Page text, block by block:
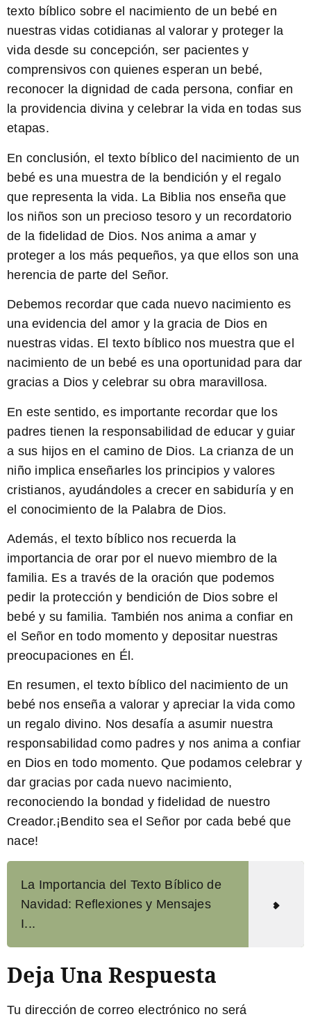
texto bíblico sobre el nacimiento de un bebé en
nuestras vidas cotidianas al valorar y proteger la
vida desde su concepción, ser pacientes y
comprensivos con quienes esperan un bebé,
reconocer la dignidad de cada persona, confiar en
la providencia divina y celebrar la vida en todas sus
etapas.
En conclusión, el texto bíblico del nacimiento de un
bebé es una muestra de la bendición y el regalo
que representa la vida. La Biblia nos enseña que
los niños son un precioso tesoro y un recordatorio
de la fidelidad de Dios. Nos anima a amar y
proteger a los más pequeños, ya que ellos son una
herencia de parte del Señor.
Debemos recordar que cada nuevo nacimiento es
una evidencia del amor y la gracia de Dios en
nuestras vidas. El texto bíblico nos muestra que el
nacimiento de un bebé es una oportunidad para dar
gracias a Dios y celebrar su obra maravillosa.
En este sentido,es importante recordar que los
padres tienen la responsabilidad de educar y guiar
a sus hijos en el camino de Dios. La crianza de un
niño implica enseñarles los principios y valores
cristianos, ayudándoles a crecer en sabiduría y en
el conocimiento de la Palabra de Dios.
Además, el texto bíblico nos recuerda la
importancia de orar por el nuevo miembro de la
familia. Es a través de la oración que podemos
pedir la protección y bendición de Dios sobre el
bebé y su familia. También nos anima a confiar en
el Señor en todo momento y depositar nuestras
preocupaciones en Él.
En resumen, el texto bíblico del nacimiento de un
bebé nos enseña a valorar y apreciar la vida como
un regalo divino. Nos desafía a asumir nuestra
responsabilidad como padres y nos anima a confiar
en Dios en todo momento. Que podamos celebrar y
dar gracias por cada nuevo nacimiento,
reconociendo la bondad y fidelidad de nuestro
Creador.¡Bendito sea el Señor por cada bebé que
nace!
La Importancia del Texto Bíblico de
Navidad: Reflexiones y Mensajes
I...
Deja Una Respuesta
Tu dirección de correo electrónico no será